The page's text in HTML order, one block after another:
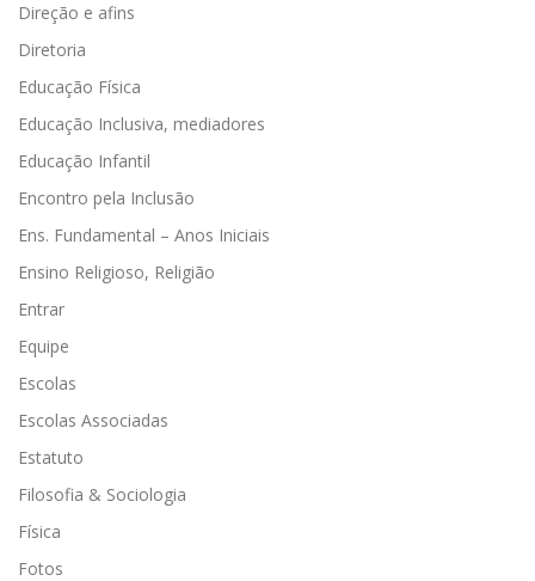
Direção e afins
Diretoria
Educação Física
Educação Inclusiva, mediadores
Educação Infantil
Encontro pela Inclusão
Ens. Fundamental – Anos Iniciais
Ensino Religioso, Religião
Entrar
Equipe
Escolas
Escolas Associadas
Estatuto
Filosofia & Sociologia
Física
Fotos